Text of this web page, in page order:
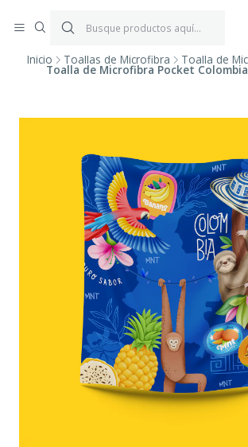
*Aplica condiciones y restricciones*
Inicio Toallas de Microfibra Toalla de
Toalla de Microfibra Pocket